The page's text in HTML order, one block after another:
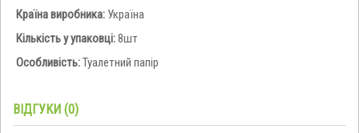
Країна виробника: Україна
Кількість у упаковці:8шт
Особливість:Туалетний папір
ВІДГУКИ (0)